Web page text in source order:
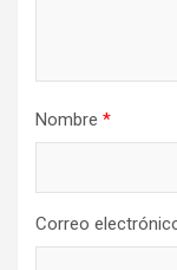
Nombre *
Correo